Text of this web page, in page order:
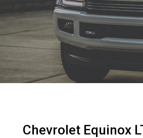
Chevrolet Equinox